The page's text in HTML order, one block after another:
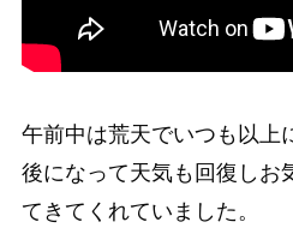
午前中は荒天でいつも以上
後になって天気も回復しお
てきてくれていました。